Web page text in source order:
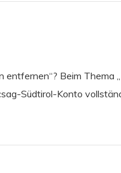
Beim Thema
Südtirol-Konto